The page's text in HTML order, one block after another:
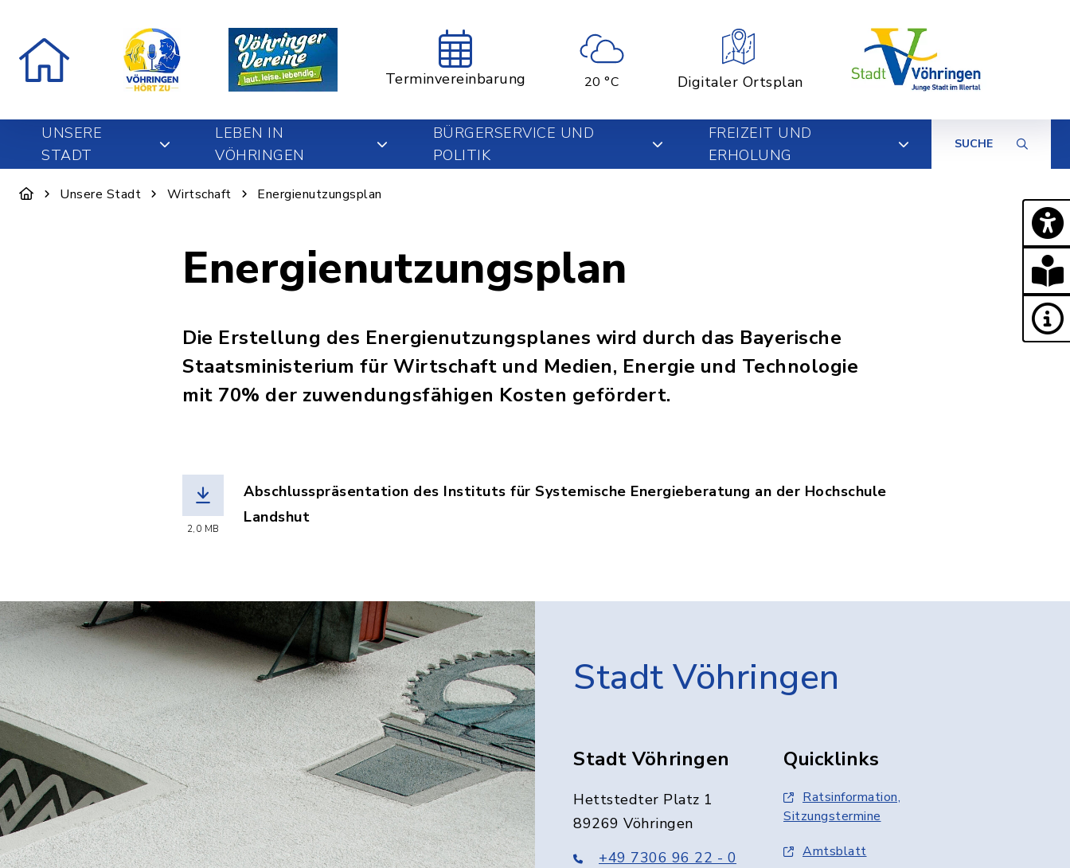
Terminvereinbarung 20 °C Digitaler Ortsplan
UNSERE
STADT
LEBEN IN
VÖHRINGEN
BÜRGERSERVICE UND
POLITIK
FREIZEIT UND
ERHOLUNG
SUCHE
Unsere Stadt Wirtschaft Energienutzungsplan
Energienutzungsplan
Die Erstellung des Energienutzungsplanes wird durch das Bayerische
Staatsministerium für Wirtschaft und Medien, Energie und Technologie
mit 70% der zuwendungsfähigen Kosten gefördert.
2,0 MB
Abschlusspräsentation des Instituts für Systemische Energieberatung an der Hochschule
Landshut
Stadt Vöhringen
Stadt Vöhringen
Hettstedter Platz 1
89269 Vöhringen
+49 7306 96 22 - 0
Quicklinks
Ratsinformation,
Sitzungstermine
Amtsblatt